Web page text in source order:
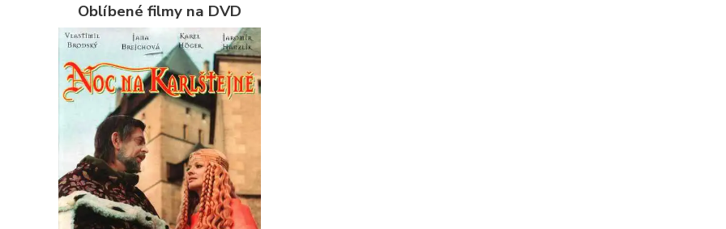
Oblíbené filmy na DVD